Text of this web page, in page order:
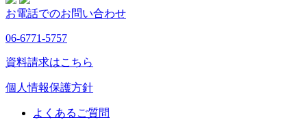
お電話でのお問い合わせ
06-6771-5757
資料請求はこちら
個人情報保護方針
よくあるご質問